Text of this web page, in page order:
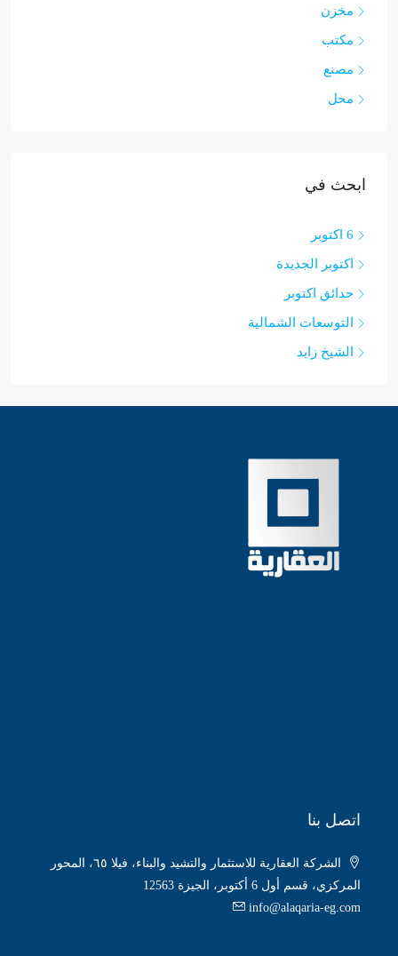
مخزن
مكتب
مصنع
محل
ابحث في
6 اكتوبر
اكتوبر الجديدة
حدائق اكتوبر
التوسعات الشمالية
الشيخ زايد
اتصل بنا
الشركة العقارية للاستثمار والتشيد والبناء، فيلا ٦٥، المحور
المركزي، قسم أول 6 أكتوبر، الجيزة 12563
info@alaqaria-eg.com